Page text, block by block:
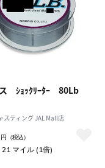
ｼｮｯｸﾘｰﾀｰ 80Lb
スティング JAL Mall店
円 （税込）
21 マイル (1倍)